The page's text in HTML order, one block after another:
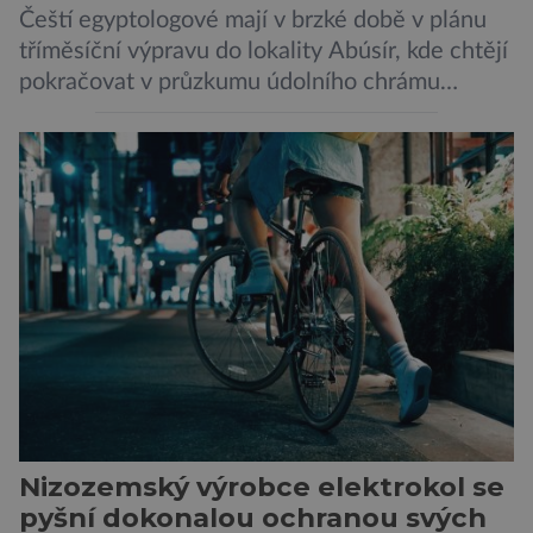
Čeští egyptologové mají v brzké době v plánu
tříměsíční výpravu do lokality Abúsír, kde chtějí
pokračovat v průzkumu údolního chrámu
Ceje. Lucie Jirásková z Českého
egyptologického ústavu FF UK řekla, že je
v plánu také zpracování vykopaných předmětů.
„V průběhu výzkumů není moc času na
zpracování nálezů. Necháváme si na to tedy
měsíc, kdy […]
Nizozemský výrobce elektrokol se
pyšní dokonalou ochranou svých